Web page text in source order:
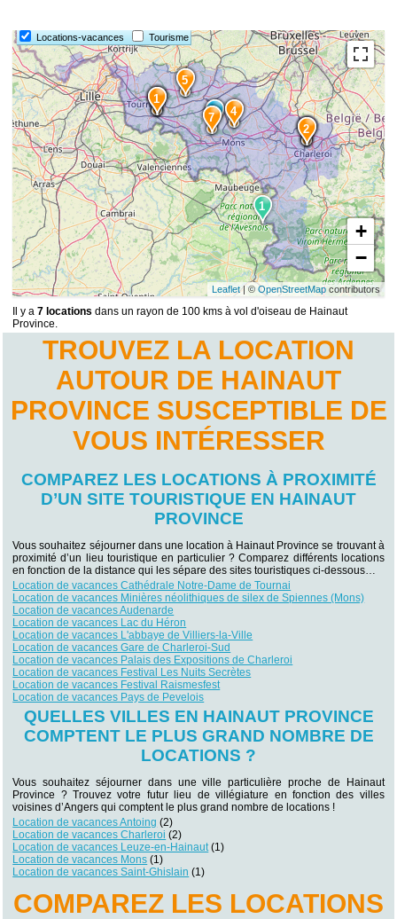
Locations-vacances Tourisme
7
6
5
4
3
2
1
1
+
−
Leaflet| © OpenStreetMapcontributors
Il y a7 locations dans un rayon de 100 kms à vol d'oiseau de Hainaut
Province.
TROUVEZ LA LOCATION
AUTOUR DE HAINAUT
PROVINCE SUSCEPTIBLE DE
VOUS INTÉRESSER
COMPAREZ LES LOCATIONS À PROXIMITÉ
D’UN SITE TOURISTIQUE EN HAINAUT
PROVINCE
Vous souhaitez séjourner dans une location à Hainaut Province se trouvant à
proximité d’un lieu touristique en particulier ? Comparez différents locations
en fonction de la distance qui les sépare des sites touristiques ci-dessous…
Location de vacances Cathédrale Notre-Dame de Tournai
Location de vacances Minières néolithiques de silex de Spiennes (Mons)
Location de vacances Audenarde
Location de vacances Lac du Héron
Location de vacances L'abbaye de Villiers-la-Ville
Location de vacances Gare de Charleroi-Sud
Location de vacances Palais des Expositions de Charleroi
Location de vacances Festival Les Nuits Secrètes
Location de vacances Festival Raismesfest
Location de vacances Pays de Pevelois
QUELLES VILLES EN HAINAUT PROVINCE
COMPTENT LE PLUS GRAND NOMBRE DE
LOCATIONS ?
Vous souhaitez séjourner dans une ville particulière proche de Hainaut
Province ? Trouvez votre futur lieu de villégiature en fonction des villes
voisines d’Angers qui comptent le plus grand nombre de locations !
Location de vacances Antoing (2)
Location de vacances Charleroi (2)
Location de vacances Leuze-en-Hainaut(1)
Location de vacances Mons (1)
Location de vacances Saint-Ghislain (1)
COMPAREZ LES LOCATIONS